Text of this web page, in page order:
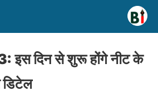
इस दिन से शुरू होंगे नीट के
डिटेल